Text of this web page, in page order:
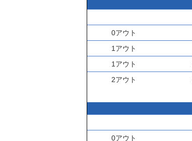
0アウト
1アウト
1アウト
2アウト
0アウト